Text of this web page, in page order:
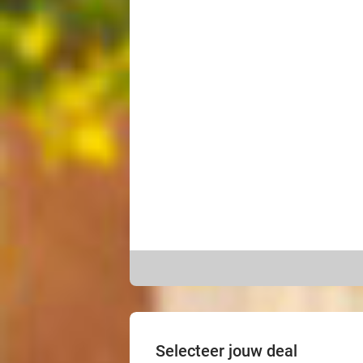
Selecteer jouw deal